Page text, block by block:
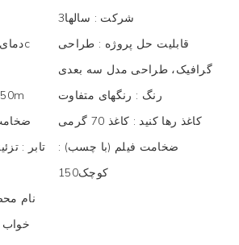
شرکت : سالها3
بیش از +120c قابلیت حل پروژه : طراحی
گرافیک، طراحی مدل سه بعدی
رنگ : رنگهای متفاوت
کاغذ رها کنید : کاغذ 70 گرمی
تابر : ضخامت فیلم (با چسب) :
کوچک150
نام
خواب